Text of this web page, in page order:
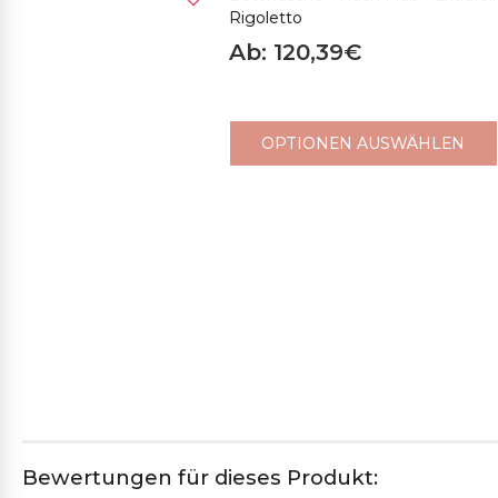
06CS BRAUN 380SP DUNKELBRAUN
Rigoletto
Ab: 120,39€
OPTIONEN AUSWÄHLEN
Bewertungen für dieses Produkt: